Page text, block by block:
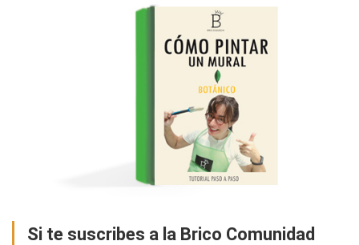
Si te suscribes a la Brico Comunidad